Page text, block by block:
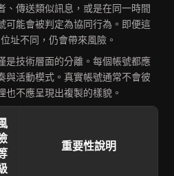
、傳送類似訊息，或是在同一時間
可能會被判定為協同行為。即便這
址不同，仍會帶來風險。
是技術層面的分離。每個帳號都應
與活動模式。真實帳號通常不會彼
也不應呈現出複製的樣貌。
重要性說明